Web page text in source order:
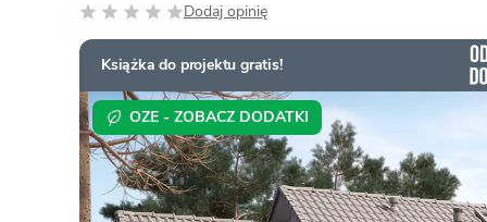
GARAŻ
DACH
KONSTRUKCJA
STYL
ZABUDOWA
Zobacz wszystkie kategorie
BUDUJĘ DOM - ETAP 3
URZĄDZAM DOM - ETAP 4
PRZEPISY I FORMALNOŚCI
FINANSE I KOSZTY
OZE
Dodaj opinię
OZE - ZOBACZ DODATKI
Książka do projektu gratis!